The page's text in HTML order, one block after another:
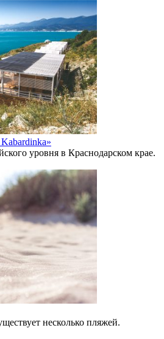
уровня в Краснодарском крае.
несколько пляжей.